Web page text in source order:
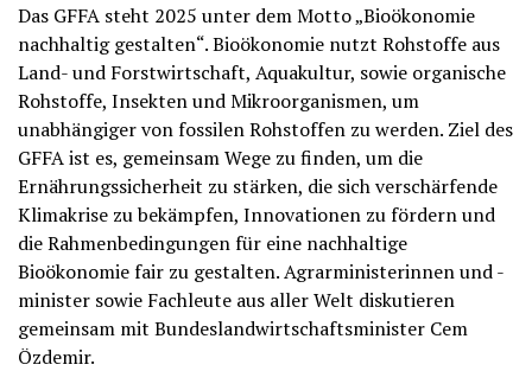
Das GFFA steht 2025 unter dem Motto „Bioökonomie
nachhaltig gestalten“. Bioökonomie nutzt Rohstoffe aus
Land- und Forstwirtschaft, Aquakultur, sowie organische
Rohstoffe, Insekten und Mikroorganismen, um
unabhängiger von fossilen Rohstoffen zu werden. Ziel des
GFFA ist es, gemeinsam Wege zu finden, um die
Ernährungssicherheit zu stärken, die sich verschärfende
Klimakrise zu bekämpfen, Innovationen zu fördern und
die Rahmenbedingungen für eine nachhaltige
Bioökonomie fair zu gestalten. Agrarministerinnen und -
minister sowie Fachleute aus aller Welt diskutieren
gemeinsam mit Bundeslandwirtschaftsminister Cem
Özdemir.